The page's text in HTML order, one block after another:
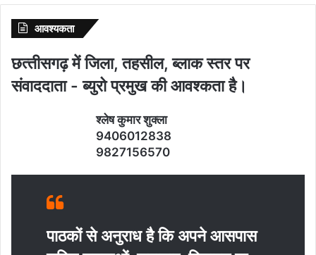
आवश्‍यकता
छत्‍तीसगढ़ में जिला, तहसील, ब्‍लाक स्‍तर पर
संवाददाता - ब्‍युरो प्रमुख की आवश्‍कता है।
श्‍लेष कुमार शुक्‍ला
9406012838
9827156570
पाठकों से अनुराध है कि अपने आसपास